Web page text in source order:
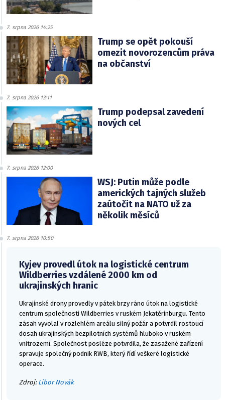
7. srpna 2026 14:25
Trump se opět pokouší
omezit novorozencům práva
na občanství
7. srpna 2026 13:11
Trump podepsal zavedení
nových cel
7. srpna 2026 12:00
WSJ: Putin může podle
amerických tajných služeb
zaútočit na NATO už za
několik měsíců
7. srpna 2026 10:50
Kyjev provedl útok na logistické centrum
Wildberries vzdálené 2000 km od
ukrajinských hranic
Ukrajinské drony provedly v pátek brzy ráno útok na logistické
centrum společnosti Wildberries v ruském Jekatěrinburgu. Tento
zásah vyvolal v rozlehlém areálu silný požár a potvrdil rostoucí
dosah ukrajinských bezpilotních systémů hluboko v ruském
vnitrozemí. Společnost posléze potvrdila, že zasažené zařízení
spravuje společný podnik RWB, který řídí veškeré logistické
operace.
Zdroj: Libor Novák